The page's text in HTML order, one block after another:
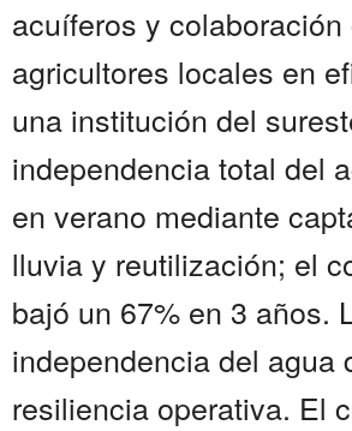
acuíferos y colaboración
agricultores locales en
una institución del
independencia total del
en verano mediante
lluvia y reutilización; el
bajó un 67% en 3 años.
independencia del agua
resiliencia operativa. El